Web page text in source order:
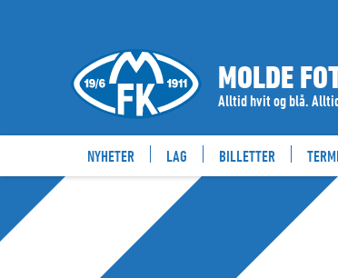
MOLDE
Alltid hvit og blå. Alltid
NYHETER LAG BILLETTER